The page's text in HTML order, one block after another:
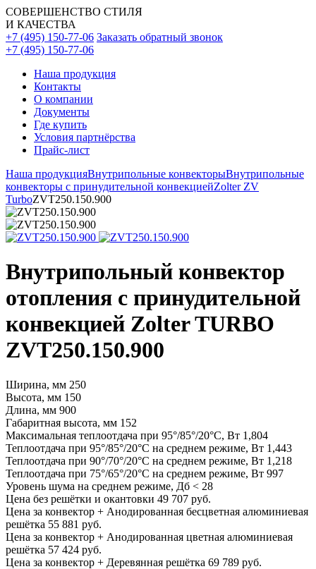
СОВЕРШЕНСТВО СТИЛЯ
И КАЧЕСТВА
+7 (495) 150-77-06 Заказать обратный звонок
+7 (495) 150-77-06
Наша продукция
Контакты
О компании
Документы
Где купить
Условия партнёрства
Прайс-лист
Наша продукцияВнутрипольные конвекторыВнутрипольные
конвекторы с принудительной конвекциейZolter ZV
TurboZVT250.150.900
Внутрипольный конвектор
отопления с принудительной
конвекцией Zolter TURBO
ZVT250.150.900
Ширина, мм 250
Высота, мм 150
Длина, мм 900
Габаритная высота, мм 152
Максимальная теплоотдача при 95°/85°/20°С, Вт 1,804
Теплоотдача при 95°/85°/20°С на среднем режиме, Вт 1,443
Теплоотдача при 90°/70°/20°С на среднем режиме, Вт 1,218
Теплоотдача при 75°/65°/20°С на среднем режиме, Вт 997
Уровень шума на среднем режиме, Дб < 28
Цена без решётки и окантовки 49 707 руб.
Цена за конвектор + Анодированная бесцветная алюминиевая
решётка 55 881 руб.
Цена за конвектор + Анодированная цветная алюминиевая
решётка 57 424 руб.
Цена за конвектор + Деревянная решётка 69 789 руб.